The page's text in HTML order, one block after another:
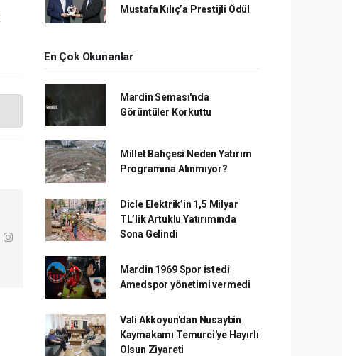
Mustafa Kılıç’a Prestijli Ödül
En Çok Okunanlar
Mardin Seması'nda
Görüntüler Korkuttu
Millet Bahçesi Neden Yatırım
Programına Alınmıyor?
Dicle Elektrik’in 1,5 Milyar
TL’lik Artuklu Yatırımında
Sona Gelindi
Mardin 1969 Spor istedi
Amedspor yönetimi vermedi
Vali Akkoyun'dan Nusaybin
Kaymakamı Temurci'ye Hayırlı
Olsun Ziyareti